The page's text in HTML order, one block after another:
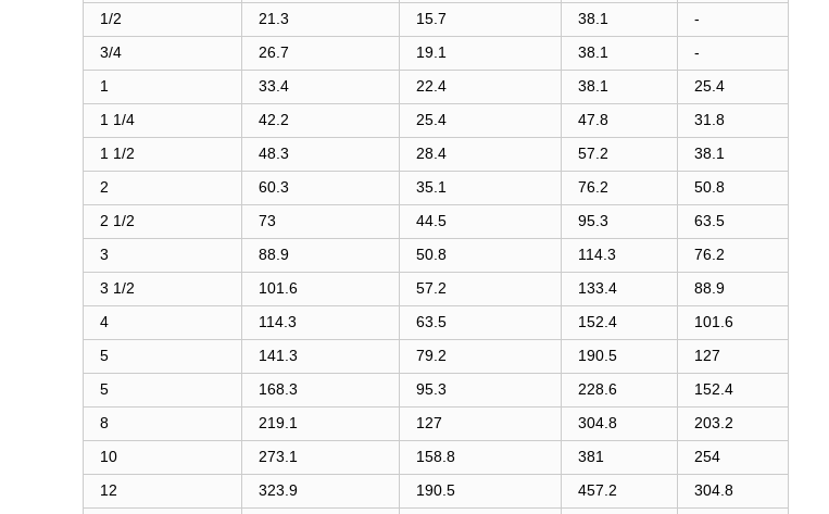
1/2
21.3 15.7 38.1
-
3/4
26.7 19.1 38.1
-
1
33.4 22.4 38.1
25.4
1 1/4
42.2 25.4 47.8
31.8
1 1/2
48.3 28.4 57.2
38.1
2
60.3 35.1 76.2
50.8
2 1/2
73 44.5 95.3
63.5
3
88.9 50.8 114.3
76.2
3 1/2
101.6 57.2 133.4
88.9
4
114.3 63.5 152.4
101.6
5
141.3 79.2 190.5
127
5
168.3 95.3 228.6
152.4
8
219.1 127 304.8
203.2
10
273.1 158.8 381
254
12
323.9 190.5 457.2
304.8